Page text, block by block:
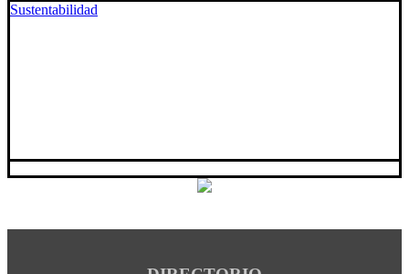
Sustentabilidad